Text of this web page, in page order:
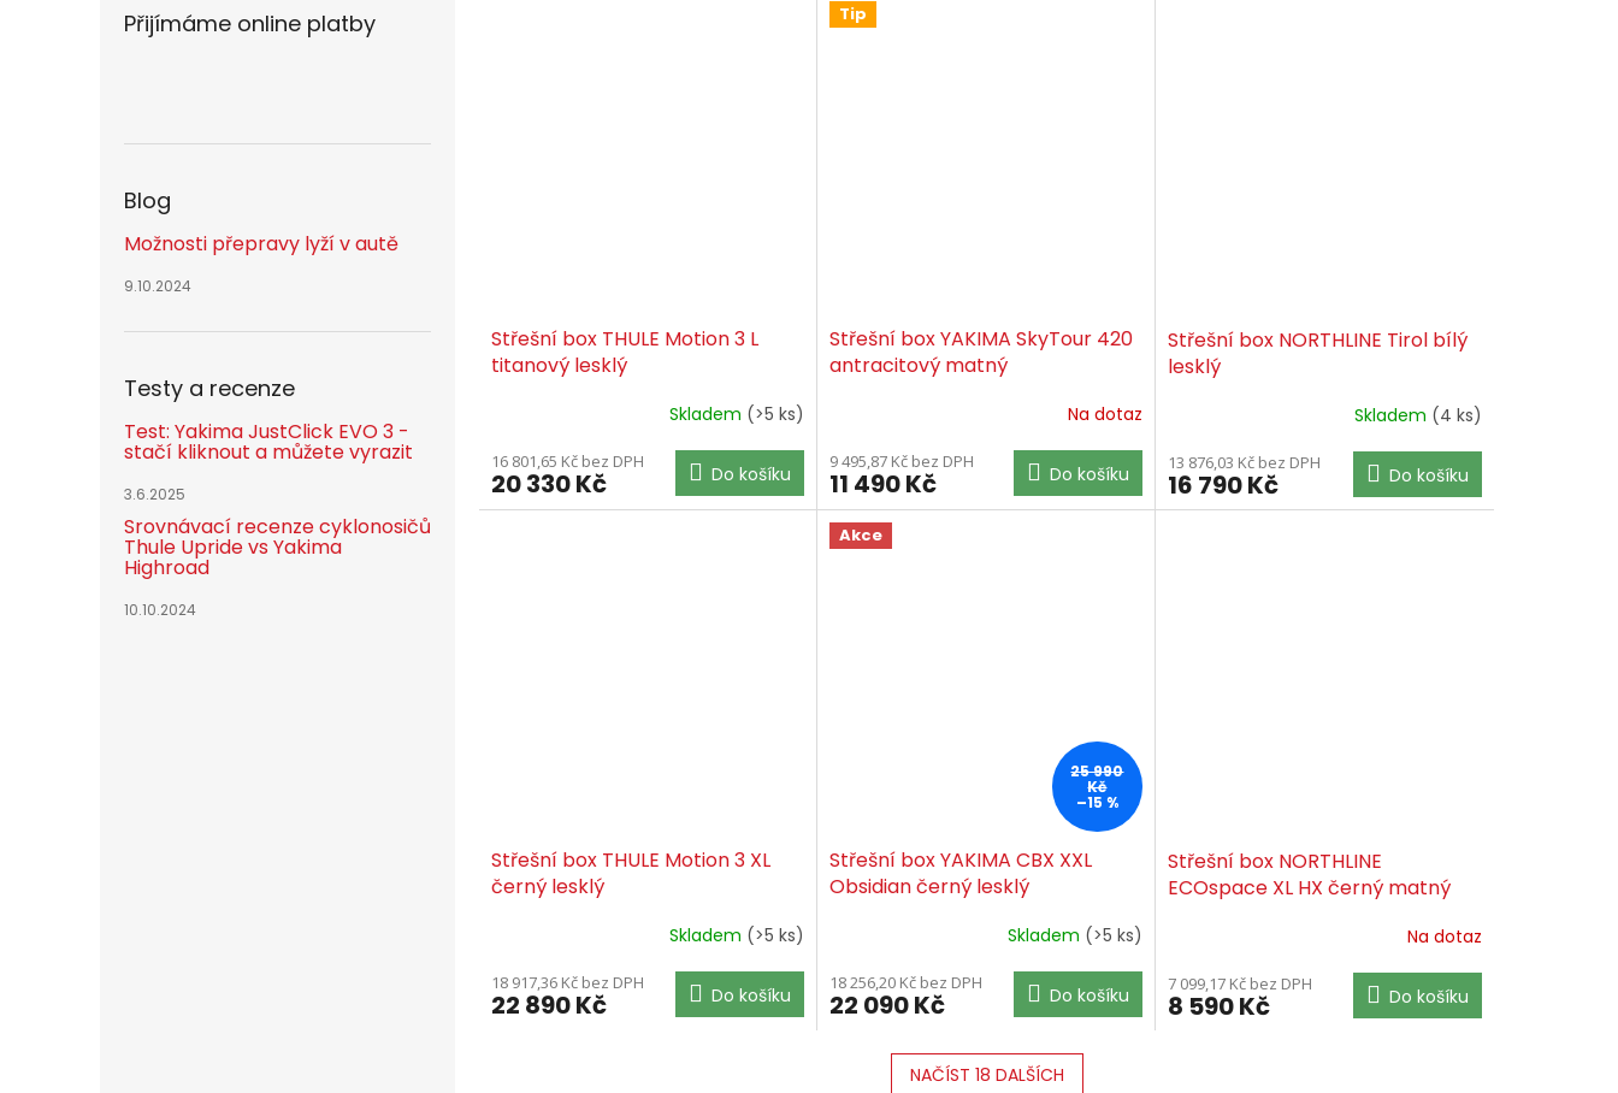
Přijímáme online platby
Blog
Možnosti přepravy lyží v autě
9.10.2024
Testy a recenze
Test: Yakima JustClick EVO 3 -
stačí kliknout a můžete vyrazit
3.6.2025
Srovnávací recenze cyklonosičů
Thule Upride vs Yakima
Highroad
10.10.2024
Střešní box THULE Motion 3 L
titanový lesklý
Skladem (>5 ks)
16 801,65 Kč bez DPH
20 330 Kč Do košíku
Tip
Střešní box YAKIMA SkyTour 420
antracitový matný
Na dotaz
9 495,87 Kč bez DPH
11 490 Kč Do košíku
Střešní box NORTHLINE Tirol bílý
lesklý
Skladem (4 ks)
13 876,03 Kč bez DPH
16 790 Kč Do košíku
Střešní box THULE Motion 3 XL
černý lesklý
Skladem (>5 ks)
18 917,36 Kč bez DPH
22 890 Kč Do košíku
Akce
25 990
Kč
–15 %
Střešní box YAKIMA CBX XXL
Obsidian černý lesklý
Skladem (>5 ks)
18 256,20 Kč bez DPH
22 090 Kč Do košíku
Střešní box NORTHLINE
ECOspace XL HX černý matný
Na dotaz
7 099,17 Kč bez DPH
8 590 Kč Do košíku
NAČÍST 18 DALŠÍCH